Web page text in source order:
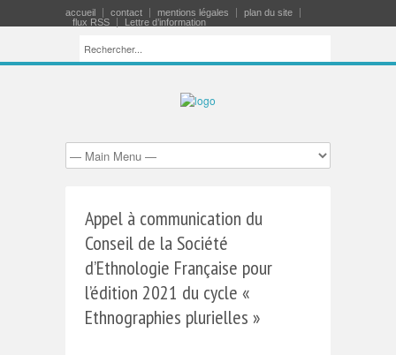
accueil contact mentions légales
plan du site
flux RSS
Lettre d’information
Appel à communication du
Conseil de la Société
d’Ethnologie Française pour
l’édition 2021 du cycle «
Ethnographies plurielles »